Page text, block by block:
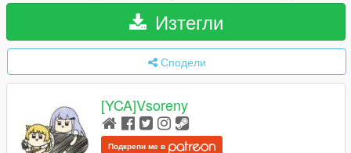
Изтегли
Сподели
[YCA]Vsoreny
Подкрепи ме в